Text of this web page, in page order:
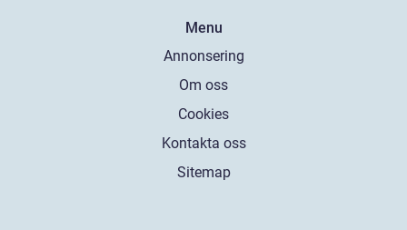
Menu
Annonsering
Om oss
Cookies
Kontakta oss
Sitemap